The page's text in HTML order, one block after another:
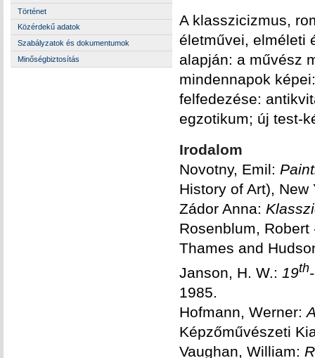
Történet
Közérdekű adatok
Szabályzatok és dokumentumok
Minőségbiztosítás
A klasszicizmus,
életművei, elméleti
alapján: a művész
mindennapok
felfedezése:
egzotikum; új test-
Irodalom
Novotny, Emil:
History of Art), New
Zádor Anna:
Rosenblum,
Thames and
Janson, H. W.: 19th
1985.
Hofmann, Werner:
Képzőművészeti
Vaughan, William: